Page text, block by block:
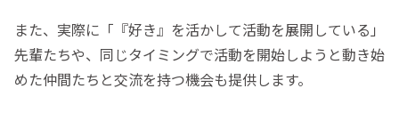
また、実際に「『好き』を活かして活動を展開している」
先輩たちや、同じタイミングで活動を開始しようと動き始
めた仲間たちと交流を持つ機会も提供します。